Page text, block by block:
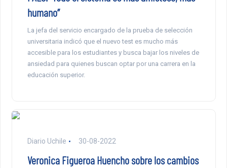
humano”
La jefa del servicio encargado de la prueba de selección
universitaria indicó que el nuevo test es mucho más
accesible para los estudiantes y busca bajar los niveles de
ansiedad para quienes buscan optar por una carrera en la
educación superior.
Diario Uchile 30-08-2022
Veronica Figueroa Huencho sobre los cambios